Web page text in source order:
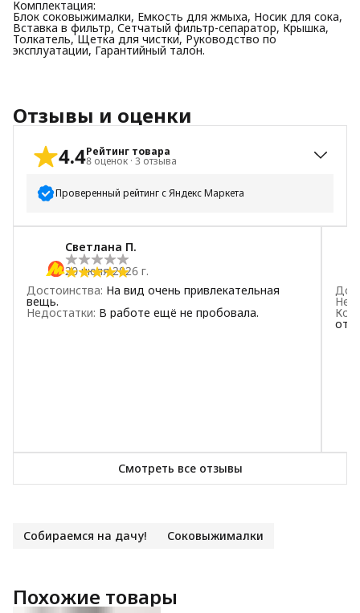
Комплектация:
Блок соковыжималки, Емкость для жмыха, Носик для сока,
Вставка в фильтр, Сетчатый фильтр-сепаратор, Крышка,
Толкатель, Щетка для чистки, Руководство по
эксплуатации, Гарантийный талон.
Отзывы и оценки
4.4Рейтинг товара
8 оценок · 3 отзыва
Проверенный рейтинг с Яндекс Маркета
5 звёзд
5
звезды
звезды
2 звезды
1 звезда
Светлана П.
20 июля 2026 г.
Достоинства: На вид очень привлекательная
вещь.
Недостатки: В работе ещё не пробовала.
Смотреть все отзывы
Собираемся на дачу! Соковыжималки
Похожие товары